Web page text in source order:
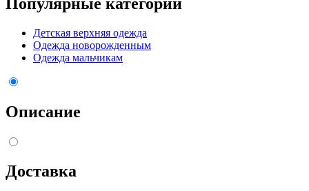
Детская верхняя одежда
Одежда новорожденным
Одежда мальчикам
Описание
Доставка